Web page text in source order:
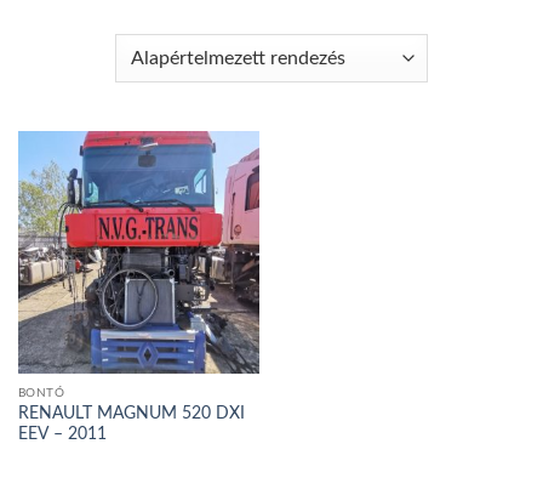
BONTÓ
RENAULT MAGNUM 520 DXI
EEV – 2011